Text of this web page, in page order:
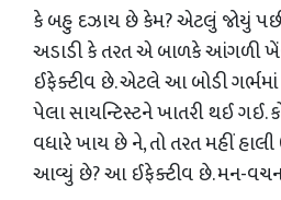
કે બહુ દઝાય છે કેમ? એટલું જોયું
અડાડી કે તરત એ બાળકે આંગળી
ઈફેક્ટીવ છે. એટલે આ બોડી
પેલા સાયન્ટિસ્ટને ખાતરી થઈ ગઈ.
વધારે ખાય છે ને, તો તરત મહીં
આવ્યું છે? આ ઈફેક્ટીવ છે. મન-વચન-